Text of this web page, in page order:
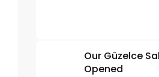
Our Güzelce
Opened